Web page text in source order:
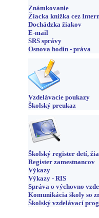
Známkovanie
Žiacka knižka cez
Dochádzka žiakov
E-mail
SRS správy
Osnova hodín - práva
Vzdelávacie poukazy
Školský preukaz
Školský register detí,
Register zamestnancov
Výkazy
Výkazy - RIS
Správa o výchovno
Komunikácia školy so
Školský vzdelávací